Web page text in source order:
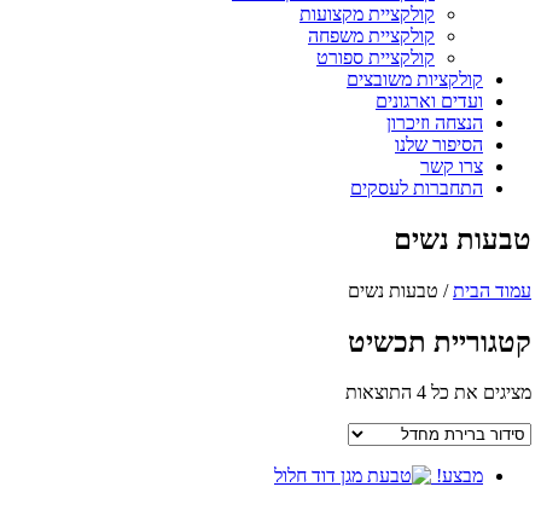
קולקציית מקצועות
קולקציית משפחה
קולקציית ספורט
קולקציות משובצים
ועדים וארגונים
הנצחה וזיכרון
הסיפור שלנו
צרו קשר
התחברות לעסקים
טבעות נשים
עמוד הבית/ טבעות נשים
קטגוריית תכשיט
מציגים את כל ⁦4⁩ התוצאות
מבצע!